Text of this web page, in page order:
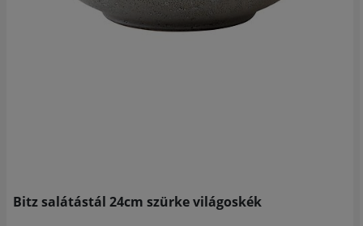
Bitz salátástál 24cm szürke világoskék